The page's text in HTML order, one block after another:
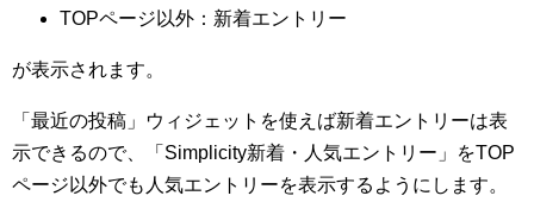
TOPページ以外：新着エントリー
が表示されます。
「最近の投稿」ウィジェットを使えば新着エントリーは表
示できるので、「Simplicity新着・人気エントリー」をTOP
ページ以外でも人気エントリーを表示するようにします。